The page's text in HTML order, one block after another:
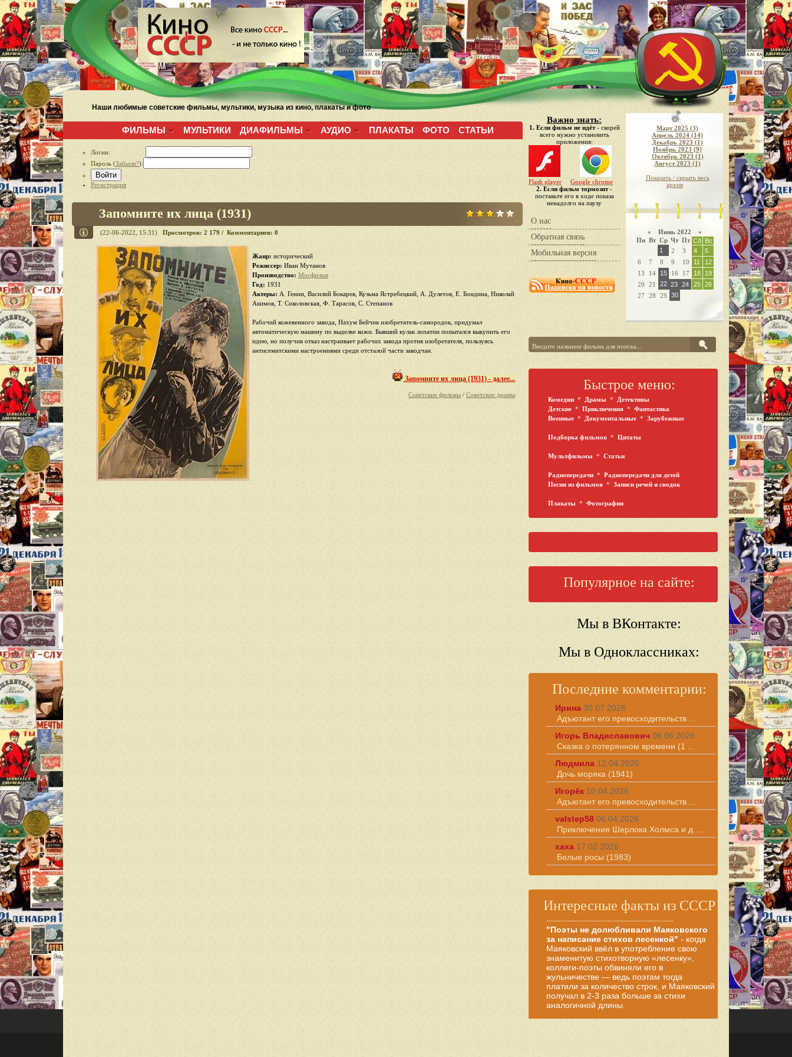
Наши любимые советские фильмы, мультики, музыка из кино, плакаты и фото
ФИЛЬМЫ МУЛЬТИКИ ДИАФИЛЬМЫ АУДИО ПЛАКАТЫ ФОТО СТАТЬИ
Логин:
Пароль (Забыли?):
Войти
Регистрация
Запомните их лица (1931)
(22-06-2022, 15:31) Просмотров: 2 179 / Комментариев: 0
Жанр: исторический
Режиссер: Иван Мутанов
Производство: Мосфильм
Год: 1931
Актеры: А. Генин, Василий Бокарев, Кузьма Ястребецкий, А. Дулетов, Е. Бондина, Николай
Акимов, Т. Соколовская, Ф. Тарасов, С. Степанов
Рабочий кожевенного завода, Нахум Бейчик изобретатель-самородок, придумал
автоматическую машину по выделке кожи. Бывший кулак лопатин попытался выкупить его
идею, но получив отказ настраивает рабочих завода против изобретателя, пользуясь
антисемитскими настроениями среди отсталой части заводчан.
Запомните их лица (1931) - далее...
Советские фильмы / Советские драмы
Важно знать:
1. Если фильм не идёт- скорей
всего нужно установить
приложения:
Flash player
Google chrome
2. Если фильм тормозит-
поставьте его в ходе показа
ненадолго на паузу
О нас
Обратная связь
Мобильная версия
Март 2025 (3)
Апрель 2024 (14)
Декабрь 2023 (1)
Ноябрь 2023 (9)
Октябрь 2023 (1)
Август 2023 (1)
Показать / скрыть весь
архив
« Июнь 2022 »
Пн Вт Ср Чт Пт Сб Вс
1
2 3 4
5
6
7 8 9 10 11
12
13
14 15 16 17 18
19
20
21 22 23 24 25 26
27
28 29 30
Быстрое меню:
Комедии * Драмы *
Детективы
Детские * Приключения * Фантастика
Военные * Документальные * Зарубежные
Подборка фильмов * Цитаты
Мультфильмы * Статьи
Радиопередачи * Радиопередачи для детей
Песни из фильмов * Записи речей и сводок
Плакаты * Фотографии
Популярное на сайте:
Мы в ВКонтакте:
Мы в Одноклассниках:
Последние комментарии:
Ирина 30.07.2026
Адъютант его превосходительств ...
Игорь Владиславович 06.06.2026
Сказка о потерянном времени (1 ...
Людмила 12.04.2026
Дочь моряка (1941)
Игорёк 10.04.2026
Адъютант его превосходительств ...
valstep58 06.04.2026
Приключения Шерлока Холмса и д ...
хаха 17.02.2026
Белые росы (1983)
Интересные факты из СССР
------------------------------------------------------
"Поэты не долюбливали Маяковского
за написание стихов лесенкой" - когда
Маяковский ввёл в употребление свою
знаменитую стихотворную «лесенку»,
коллеги-поэты обвиняли его в
жульничестве — ведь поэтам тогда
платили за количество строк, и Маяковский
получал в 2-3 раза больше за стихи
аналогичной длины.